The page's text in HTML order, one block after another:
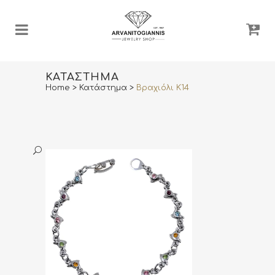
ΚΑΤΆΣΤΗΜΑ
Home > Κατάστημα > Βραχιόλι Κ14